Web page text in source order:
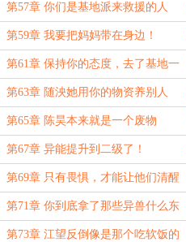
第57章 你们是基地派来救援的人
吗？
第59章 我要把妈妈带在身边！
第61章 保持你的态度，去了基地一
定要投诉我
第63章 随泱她用你的物资养别人
啊！
第65章 陈昊本来就是一个废物
第67章 异能提升到二级了！
第69章 只有畏惧，才能让他们清醒
第71章 你到底拿了那些异兽什么东
西？
第73章 江望反倒像是那个吃软饭的